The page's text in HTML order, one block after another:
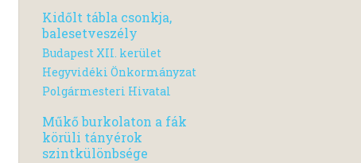
Kidőlt tábla csonkja,
balesetveszély
Budapest XII. kerület
Hegyvidéki Önkormányzat
Polgármesteri Hivatal
Műkő burkolaton a fák
körüli tányérok
szintkülönbsége